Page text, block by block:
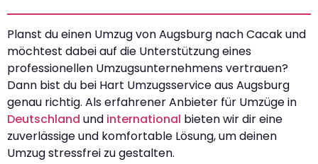
Planst du einen Umzug von Augsburg nach Cacak und
möchtest dabei auf die Unterstützung eines
professionellen Umzugsunternehmens vertrauen?
Dann bist du bei Hart Umzugsservice aus Augsburg
genau richtig. Als erfahrener Anbieter für Umzüge in
Deutschland und international bieten wir dir eine
zuverlässige und komfortable Lösung, um deinen
Umzug stressfrei zu gestalten.